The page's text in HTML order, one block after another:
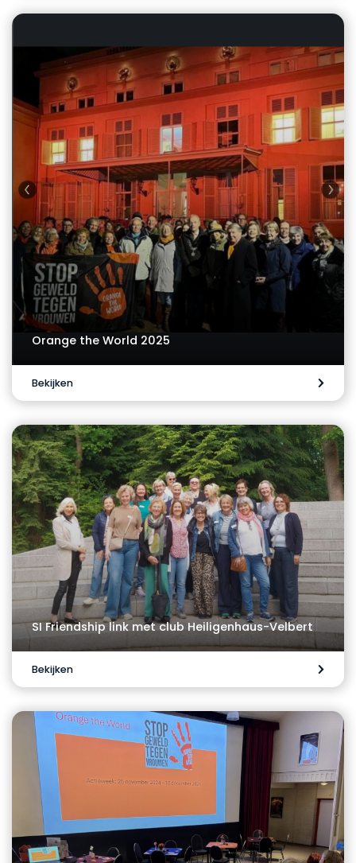
Orange the World 2025
Bekijken
SI Friendship link met club Heiligenhaus-Velbert
Bekijken